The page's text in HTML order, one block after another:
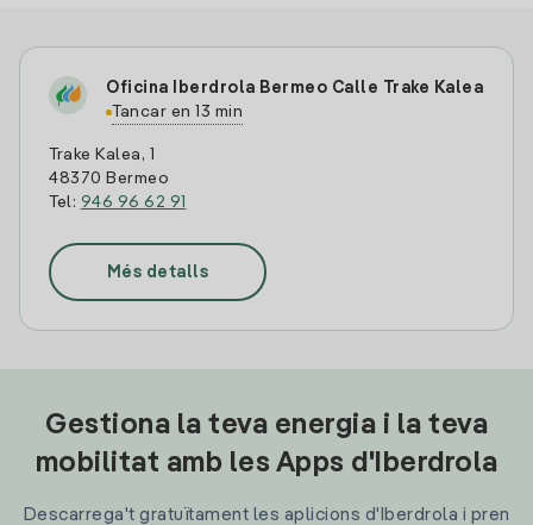
Oficina Iberdrola Bermeo Calle Trake Kalea
Tancar en 13 min
Trake Kalea, 1
48370 Bermeo
Tel: 946 96 62 91
Més detalls
Gestiona la teva energia i la teva
mobilitat amb les Apps d'Iberdrola
Descarrega't gratuïtament les aplicions d'Iberdrola i pren